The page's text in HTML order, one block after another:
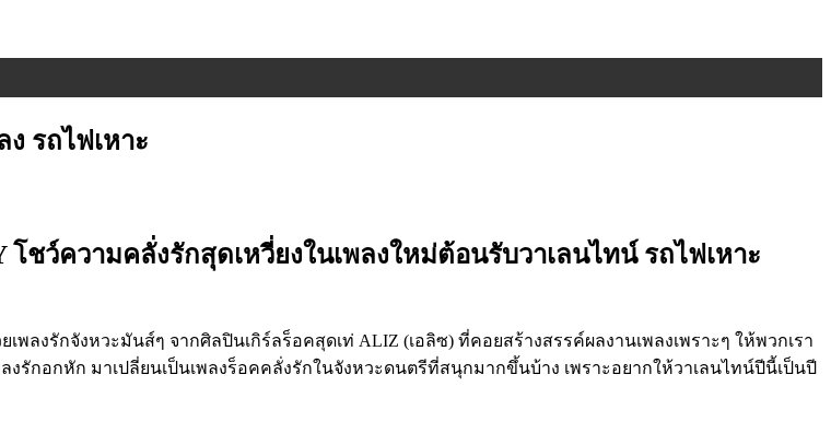
รถไฟเหาะ
ชว์ความคลั่งรักสุดเหวี่ยงในเพลงใหม่ต้อนรับวาเลนไทน์ รถไฟเหาะ
ลงรักจังหวะมันส์ๆ จากศิลปินเกิร์ลร็อคสุดเท่ ALIZ (เอลิซ) ที่คอยสร้างสรรค์ผลงานเพลงเพราะๆ ให้พวกเรา
รักอกหัก มาเปลี่ยนเป็นเพลงร็อคคลั่งรักในจังหวะดนตรีที่สนุกมากขึ้นบ้าง เพราะอยากให้วาเลนไทน์ปีนี้เป็นปี